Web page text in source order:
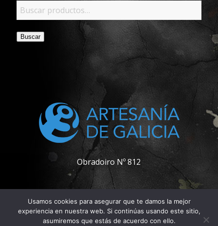
Buscar
Obradoiro Nº 812
Usamos cookies para asegurar que te damos la mejor
experiencia en nuestra web. Si continúas usando este sitio,
asumiremos que estás de acuerdo con ello.